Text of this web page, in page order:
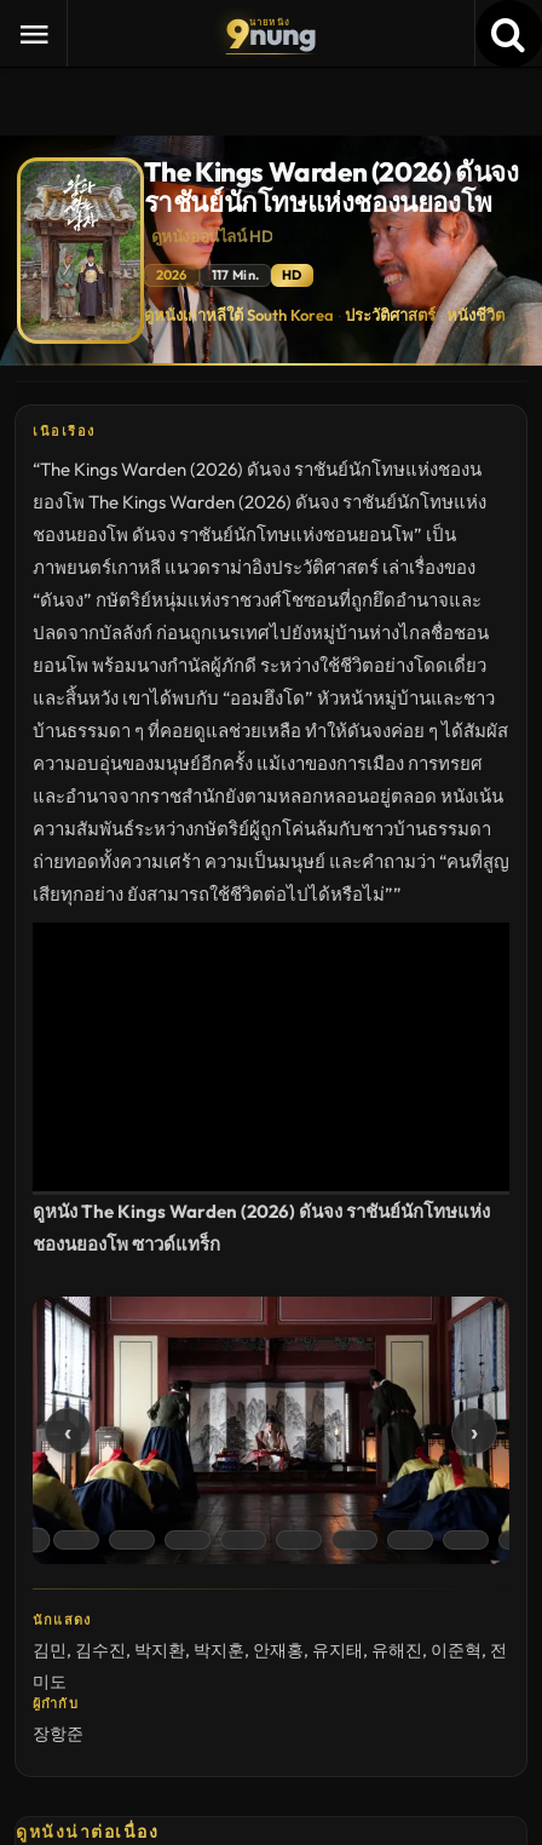
9นายหนัง
nung
The Kings Warden (2026) ดันจง
ราชันย์นักโทษแห่งชองนยองโพ
ดูหนังออนไลน์ HD
2026 117 Min. HD
The
Kings
Warden
(2026)
ราชันย์
ชอง
น
ยอง
โพ
ดู
หนัง
ใหม่
พากย์
ไทย
ไทย
เรื่อง
HD
อัปเดต
ล่าสุด
ดูหนังเกาหลีใต้ South Korea · ประวัติศาสตร์ · หนังชีวิต
เนื้อเรื่อง
“The Kings Warden (2026) ดันจง ราชันย์นักโทษแห่งชองน
ยองโพ The Kings Warden (2026) ดันจง ราชันย์นักโทษแห่ง
ชองนยองโพ ดันจง ราชันย์นักโทษแห่งชอนยอนโพ” เป็น
ภาพยนตร์เกาหลี แนวดราม่าอิงประวัติศาสตร์ เล่าเรื่องของ
“ดันจง” กษัตริย์หนุ่มแห่งราชวงศ์โชซอนที่ถูกยึดอำนาจและ
ปลดจากบัลลังก์ ก่อนถูกเนรเทศไปยังหมู่บ้านห่างไกลชื่อชอน
ยอนโพ พร้อมนางกำนัลผู้ภักดี ระหว่างใช้ชีวิตอย่างโดดเดี่ยว
และสิ้นหวัง เขาได้พบกับ “ออมฮึงโด” หัวหน้าหมู่บ้านและชาว
บ้านธรรมดา ๆ ที่คอยดูแลช่วยเหลือ ทำให้ดันจงค่อย ๆ ได้สัมผัส
ความอบอุ่นของมนุษย์อีกครั้ง แม้เงาของการเมือง การทรยศ
และอำนาจจากราชสำนักยังตามหลอกหลอนอยู่ตลอด หนังเน้น
ความสัมพันธ์ระหว่างกษัตริย์ผู้ถูกโค่นล้มกับชาวบ้านธรรมดา
ถ่ายทอดทั้งความเศร้า ความเป็นมนุษย์ และคำถามว่า “คนที่สูญ
เสียทุกอย่าง ยังสามารถใช้ชีวิตต่อไปได้หรือไม่””
ดูหนัง The Kings Warden (2026) ดันจง ราชันย์นักโทษแห่ง
ชองนยองโพ ซาวด์แทร็ก
‹ ›
นักแสดง
김민, 김수진, 박지환, 박지훈, 안재홍, 유지태, 유해진, 이준혁, 전
미도
ผู้กำกับ
장항준
ดูหนังน่าต่อเนื่อง